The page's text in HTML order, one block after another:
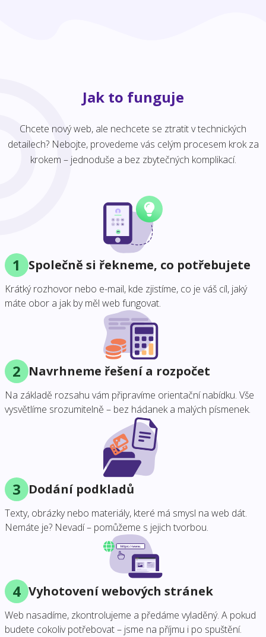
Jak to funguje
Chcete nový web, ale nechcete se ztratit v technických
detailech? Nebojte, provedeme vás celým procesem krok za
krokem – jednoduše a bez zbytečných komplikací.
1 Společně si řekneme, co potřebujete
Krátký rozhovor nebo e-mail, kde zjistíme, co je váš cíl, jaký
máte obor a jak by měl web fungovat.
2 Navrhneme řešení a rozpočet
Na základě rozsahu vám připravíme orientační nabídku. Vše
vysvětlíme srozumitelně – bez hádanek a malých písmenek.
3 Dodání podkladů
Texty, obrázky nebo materiály, které má smysl na web dát.
Nemáte je? Nevadí – pomůžeme s jejich tvorbou.
4 Vyhotovení webových stránek
Web nasadíme, zkontrolujeme a předáme vyladěný. A pokud
budete cokoliv potřebovat – jsme na příjmu i po spuštění.